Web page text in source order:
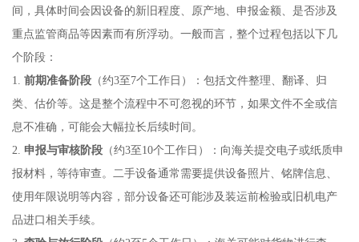
间，具体时间会因设备的新旧程度、原产地、申报金额、是否涉及
重点监管商品等因素而有所浮动。一般而言，整个过程包括以下几
个阶段：
1. 前期准备阶段（约3至7个工作日）：包括文件整理、翻译、归
类、估价等。这是整个流程中不可忽视的环节，如果文件不全或信
息不准确，可能会大幅拉长后续时间。
2. 申报与审核阶段（约3至10个工作日）：向海关提交电子或纸质申
报材料，等待审查。二手设备通常需要提供设备照片、铭牌信息、
使用年限说明等内容，部分设备还可能涉及装运前检验或旧机电产
品进口相关手续。